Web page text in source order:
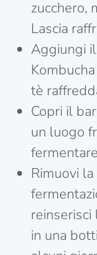
zucchero,
Lascia
Aggiungi
tè
Copri il
un luogo
Rimuovi
reinserisci
in una